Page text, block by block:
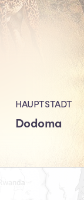
HAUPTSTADT
Dodoma